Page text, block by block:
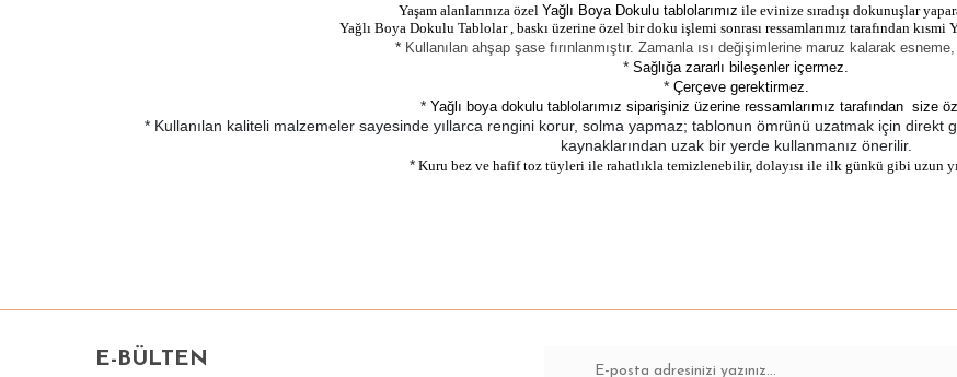
Yaşam alanlarınıza özel Yağlı Boya Dokulu tablolarımız ile evinize sıradışı dokunuşlar
Yağlı Boya Dokulu Tablolar , baskı üzerine özel bir doku işlemi sonrası ressamlarımız tarafından kısmi
* Kullanılan ahşap şase fırınlanmıştır. Zamanla ısı değişimlerine maruz kalarak
* Sağlığa zararlı bileşenler içermez.
*Çerçeve gerektirmez.
* Yağlı boya dokulu tablolarımız siparişiniz üzerine ressamlarımız tarafından size
* Kullanılan kaliteli malzemeler sayesinde yıllarca rengini korur, solma yapmaz; tablonun ömrünü uzatmak için direkt
kaynaklarından uzak bir yerde kullanmanız önerilir.
*Kuru bez ve hafif toz tüyleri ile rahatlıkla temizlenebilir, dolayısı ile ilk günkü gibi uzun
Ürün açıklamasında eksik bilgiler bulunuyor.
E-BÜLTEN